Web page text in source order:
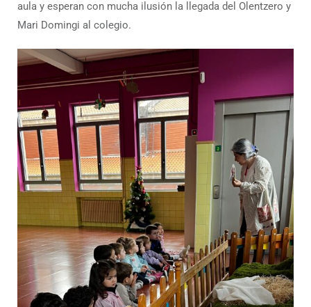
aula y esperan con mucha ilusión la llegada del Olentzero y
Mari Domingi al colegio.